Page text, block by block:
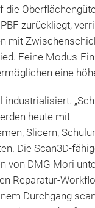
die
zurückliegt,
mit
Feine Modus-
eine
industrialisiert.
heute mit
Slicern,
Die Scan3D-
von DMG Mori
Reparatur-
Durchgang